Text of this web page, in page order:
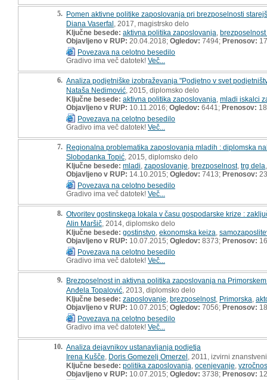
5. Pomen aktivne politike zaposlovanja pri brezposelnosti
Diana Vaserfal , 2017, magistrsko delo
Ključne besede: aktivna politika zaposlovanja
Objavljeno v RUP: 20.04.2018; Ogledov: 7494; Prenosov:
Povezava na celotno besedilo
Gradivo ima več datotek! Več...
6. Analiza podjetniške izobraževanja "Podjetno v svet
Nataša Nedimović , 2015, diplomsko delo
Ključne besede: aktivna politika zaposlovanja mladi iskalci
Objavljeno v RUP: 10.11.2016; Ogledov: 6441; Prenosov:
Povezava na celotno besedilo
Gradivo ima več datotek! Več...
7. Regionalna problematika zaposlovanja mladih : diplomska
Slobodanka Topić , 2015, diplomsko delo
Ključne besede: mladi zaposlovanje brezposelnost, trg dela
Objavljeno v RUP: 14.10.2015; Ogledov: 7413; Prenosov:
Povezava na celotno besedilo
Gradivo ima več datotek! Več...
8. Otvoritev gostinskega lokala v času gospodarske krize :
Alin Maršič , 2014, diplomsko delo
Ključne besede: gostinstvo ekonomska keiza
Objavljeno v RUP: 10.07.2015; Ogledov: 8373; Prenosov:
Povezava na celotno besedilo
Gradivo ima več datotek! Več...
9. Brezposelnost in aktivna politika zaposlovanja na
Anđela Topalović , 2013, diplomsko delo
Ključne besede: zaposlovanje brezposelnost, Primorska
Objavljeno v RUP: 10.07.2015; Ogledov: 7056; Prenosov:
Povezava na celotno besedilo
Gradivo ima več datotek! Več...
10. Analiza dejavnikov ustanavljanja podjetja
Irena Kušče Doris Gomezelj Omerzel , 2011, izvirni
Ključne besede: politika zaposlovanja ocenjevanje
Objavljeno v RUP: 10.07.2015; Ogledov: 3738; Prenosov: